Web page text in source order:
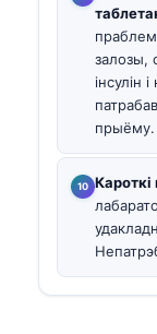
залозы,
інсулін
прыёму.
Кароткі